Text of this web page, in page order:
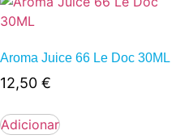
Aroma Juice 66 Le Doc 30ML
12,50 €
Adicionar